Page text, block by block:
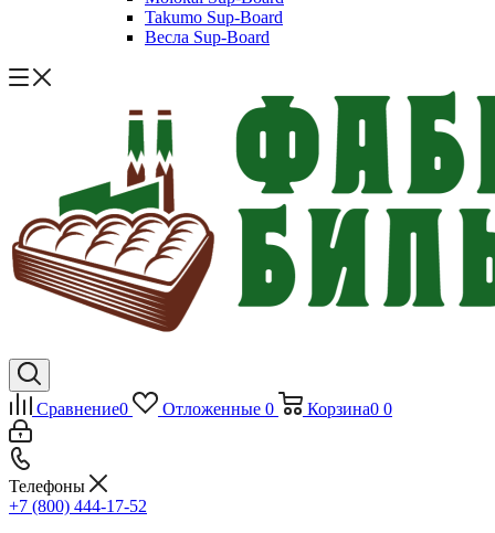
Takumo Sup-Board
Весла Sup-Board
Сравнение0 Отложенные 0 Корзина0 0
Телефоны
+7 (800) 444-17-52